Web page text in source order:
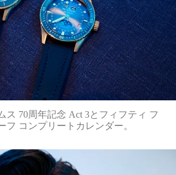
ス 70周年記念 Act 3とフィフティ フ
フ コンプリートカレンダー。